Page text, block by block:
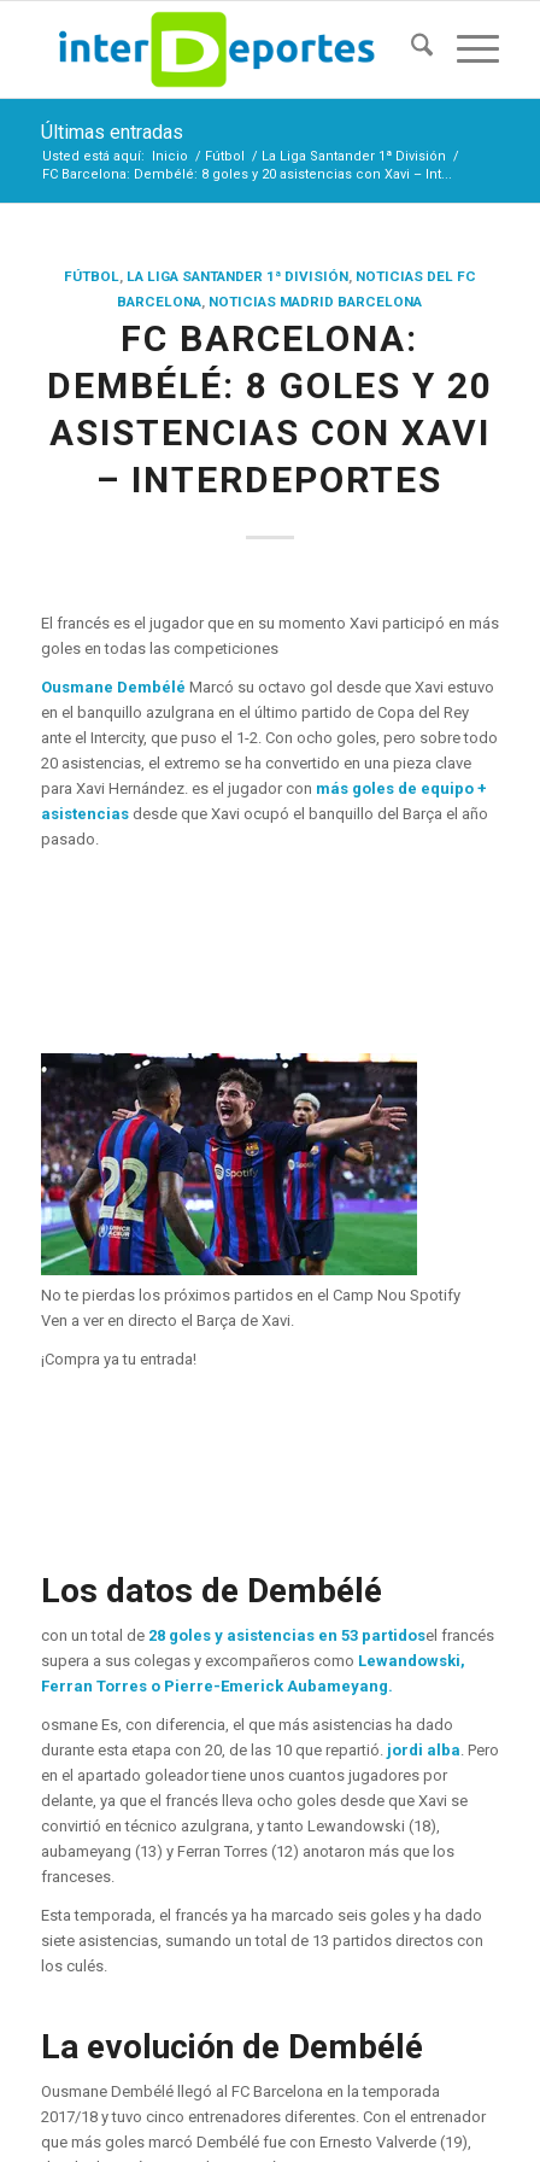
Últimas entradas
Usted está aquí: Inicio / Fútbol / La Liga Santander 1ª División /
FC Barcelona: Dembélé: 8 goles y 20 asistencias con Xavi – Int...
FÚTBOL, LA LIGA SANTANDER 1ª DIVISIÓN, NOTICIAS DEL FC
BARCELONA, NOTICIAS MADRID BARCELONA
FC BARCELONA:
DEMBÉLÉ: 8 GOLES Y 20
ASISTENCIAS CON XAVI
– INTERDEPORTES
El francés es el jugador que en su momento Xavi participó en más
goles en todas las competiciones
Ousmane Dembélé Marcó su octavo gol desde que Xavi estuvo
en el banquillo azulgrana en el último partido de Copa del Rey
ante el Intercity, que puso el 1-2. Con ocho goles, pero sobre todo
20 asistencias, el extremo se ha convertido en una pieza clave
para Xavi Hernández. es el jugador con más goles de equipo +
asistenciasdesde que Xavi ocupó el banquillo del Barça el año
pasado.
No te pierdas los próximos partidos en el Camp Nou Spotify
Ven a ver en directo el Barça de Xavi.
¡Compra ya tu entrada!
Los datos de Dembélé
con un total de 28 goles y asistencias en 53 partidosel francés
supera a sus colegas y excompañeros como Lewandowski,
Ferran Torres o Pierre-Emerick Aubameyang.
osmaneEs, con diferencia, el que más asistencias ha dado
durante esta etapa con 20, de las 10 que repartió. jordi alba. Pero
en el apartado goleador tiene unos cuantos jugadores por
delante, ya que el francés lleva ocho goles desde que Xavi se
convirtió en técnico azulgrana, y tanto Lewandowski (18),
aubameyang (13) y Ferran Torres (12) anotaron más que los
franceses.
Esta temporada, el francés ya ha marcado seis goles y ha dado
siete asistencias, sumando un total de 13 partidos directos con
los culés.
La evolución de Dembélé
Ousmane Dembélé llegó al FC Barcelona en la temporada
2017/18 y tuvo cinco entrenadores diferentes. Con el entrenador
que más goles marcó Dembélé fue con Ernesto Valverde (19),